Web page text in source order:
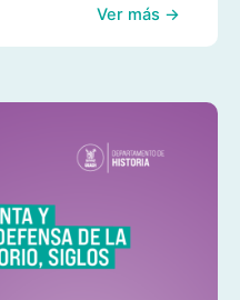
Ver más →